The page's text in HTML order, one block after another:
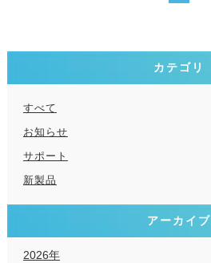
カテゴリ
すべて
お知らせ
サポート
新製品
アーカイブ
2026年